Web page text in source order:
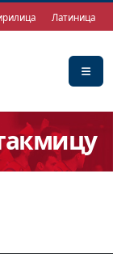
Латиница